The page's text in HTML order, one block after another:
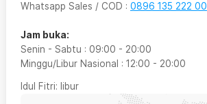
Whatsapp Sales / COD : 0896 135 222 00
Jam buka:
Senin - Sabtu : 09:00 - 20:00
Minggu/Libur Nasional : 12:00 - 20:00
Idul Fitri: libur